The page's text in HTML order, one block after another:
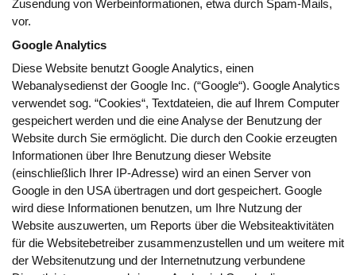
Zusendung von Werbeinformationen, etwa durch Spam-Mails,
vor.
Google Analytics
Diese Website benutzt Google Analytics, einen
Webanalysedienst der Google Inc. (“Google“). Google Analytics
verwendet sog. “Cookies“, Textdateien, die auf Ihrem Computer
gespeichert werden und die eine Analyse der Benutzung der
Website durch Sie ermöglicht. Die durch den Cookie erzeugten
Informationen über Ihre Benutzung dieser Website
(einschließlich Ihrer IP-Adresse) wird an einen Server von
Google in den USA übertragen und dort gespeichert. Google
wird diese Informationen benutzen, um Ihre Nutzung der
Website auszuwerten, um Reports über die Websiteaktivitäten
für die Websitebetreiber zusammenzustellen und um weitere mit
der Websitenutzung und der Internetnutzung verbundene